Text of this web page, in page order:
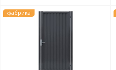
фабрика